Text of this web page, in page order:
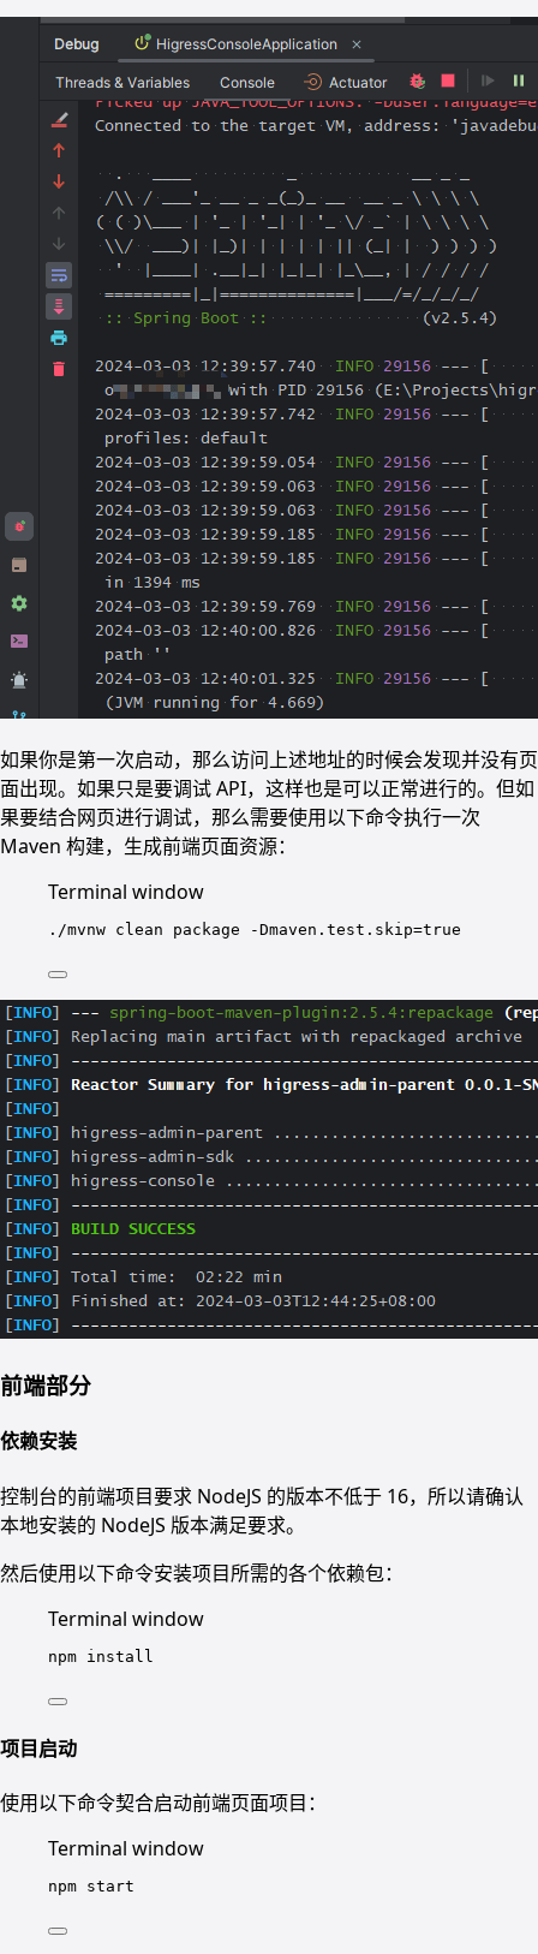
如果你是第一次启动，那么访问上述地址的时候会发现并没有页
面出现。如果只是要调试 API，这样也是可以正常进行的。但如
果要结合网页进行调试，那么需要使用以下命令执行一次
Maven 构建，生成前端页面资源：
Terminal window
./mvnw clean package -Dmaven.test.skip=true
前端部分
依赖安装
控制台的前端项目要求 NodeJS 的版本不低于 16，所以请确认
本地安装的 NodeJS 版本满足要求。
然后使用以下命令安装项目所需的各个依赖包：
Terminal window
npm install
项目启动
使用以下命令契合启动前端页面项目：
Terminal window
npm start